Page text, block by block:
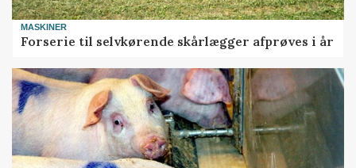
MASKINER
Forserie til selvkørende skårlægger afprøves i år